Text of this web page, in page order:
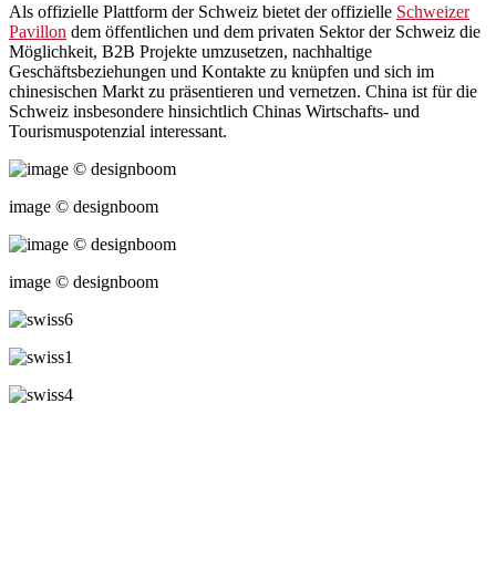
Als offizielle Plattform der Schweiz bietet der offizielle Schweizer
Pavillon dem öffentlichen und dem privaten Sektor der Schweiz die
Möglichkeit, B2B Projekte umzusetzen, nachhaltige
Geschäftsbeziehungen und Kontakte zu knüpfen und sich im
chinesischen Markt zu präsentieren und vernetzen. China ist für die
Schweiz insbesondere hinsichtlich Chinas Wirtschafts- und
Tourismuspotenzial interessant.
image © designboom
image © designboom